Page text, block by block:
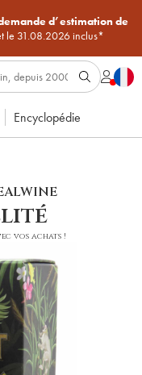
d’estimation de
le 31.08.2026 inclus*
Encyclopédie
vos achats !